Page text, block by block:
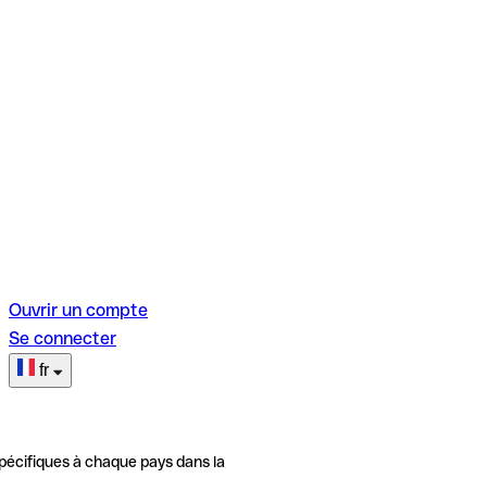
Ouvrir un compte
Se connecter
fr
à chaque pays dans la